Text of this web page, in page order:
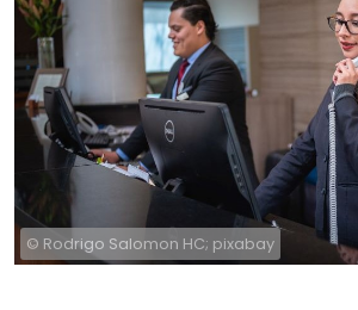
© Rodrigo Salomon HC; pixabay